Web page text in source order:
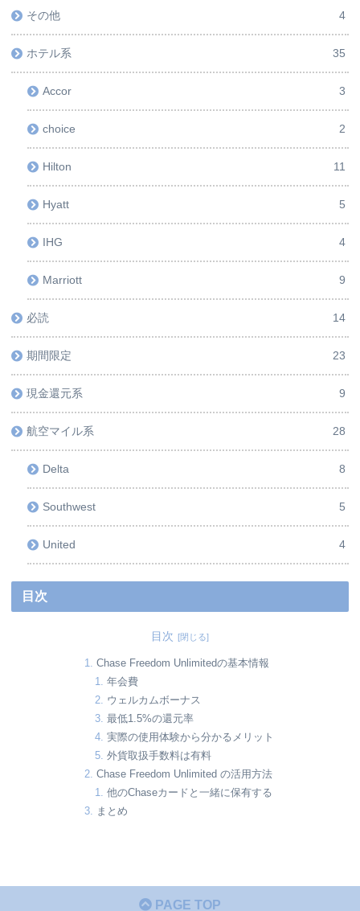
その他 4
ホテル系 35
Accor 3
choice 2
Hilton 11
Hyatt 5
IHG 4
Marriott 9
必読 14
期間限定 23
現金還元系 9
航空マイル系 28
Delta 8
Southwest 5
United 4
目次
目次
Chase Freedom Unlimitedの基本情報
年会費
ウェルカムボーナス
最低1.5%の還元率
実際の使用体験から分かるメリット
外貨取扱手数料は有料
Chase Freedom Unlimited の活用方法
他のChaseカードと一緒に保有する
まとめ
PAGE TOP